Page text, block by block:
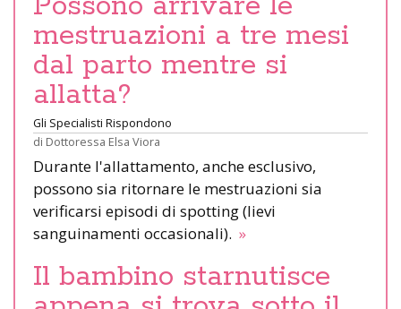
mestruazioni a tre mesi
dal parto mentre si
allatta?
Gli Specialisti Rispondono
di Dottoressa Elsa Viora
Durante l'allattamento, anche esclusivo,
possono sia ritornare le mestruazioni sia
verificarsi episodi di spotting (lievi
sanguinamenti occasionali). »
Il bambino starnutisce